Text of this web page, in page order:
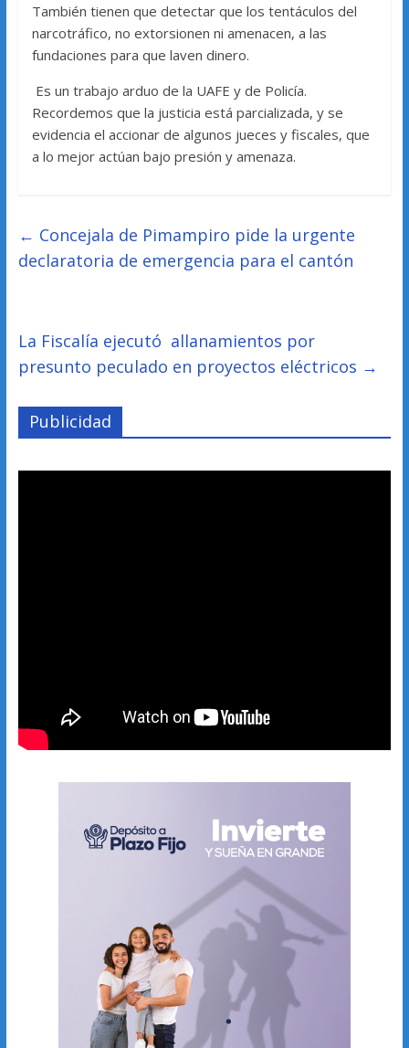
También tienen que detectar que los tentáculos del
narcotráfico, no extorsionen ni amenacen, a las
fundaciones para que laven dinero.
Es un trabajo arduo de la UAFE y de Policía.
Recordemos que la justicia está parcializada, y se
evidencia el accionar de algunos jueces y fiscales, que
a lo mejor actúan bajo presión y amenaza.
← Concejala de Pimampiro pide la urgente
declaratoria de emergencia para el cantón
La Fiscalía ejecutó allanamientos por
presunto peculado en proyectos eléctricos →
Publicidad